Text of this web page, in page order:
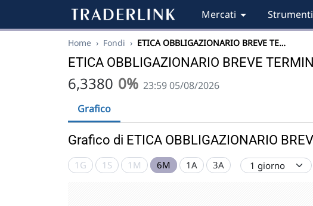
Mercati Strumenti
Home › Fondi › ETICA OBBLIGAZIONARIO BREVE TE…
ETICA OBBLIGAZIONARIO BREVE
6,3380 0% 23:59 05/08/2026
Grafico
Grafico di ETICA OBBLIGAZIONARIO
1G 1S 1M 6M 1A 3A